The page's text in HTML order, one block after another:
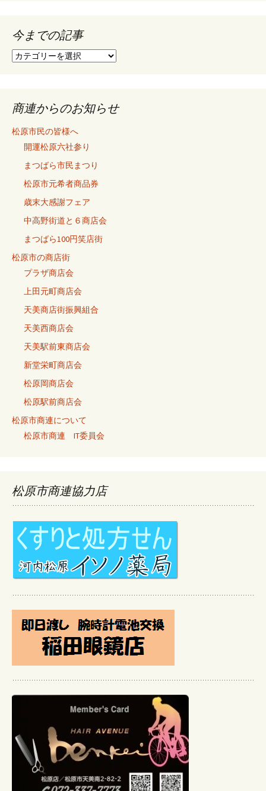
ン
今までの記事
今
記
事
商連からのお知らせ
松原市民の皆様へ
開運松原六社参り
まつばら市民まつり
松原市元希者商品券
歳末大感謝フェア
中高野街道と６商店会
まつばら100円笑店街
松原市の商店街
プラザ商店会
上田元町商店会
天美商店街振興組合
天美西商店会
天美駅前東商店会
新堂栄町商店会
松原岡商店会
松原駅前商店会
松原市商連について
松原市商連 IT委員会
松原市商連協力店